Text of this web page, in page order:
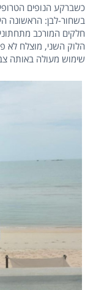
כשברקע הנופים
בשחור-לבן: הראשונה
חלקים המורכב
הלוק השני, מוצלח לא
שימוש מעולה באותה